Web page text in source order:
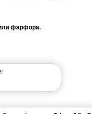
фарфора.